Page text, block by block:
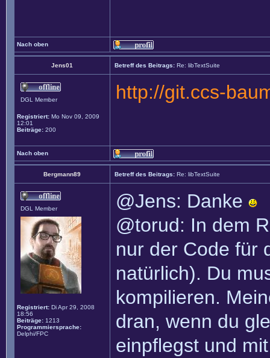
Nach oben
Jens01 Betreff des Beitrags: Re: libTextSuite
DGL Member
Registriert: Mo Nov 09, 2009
12:01
Beiträge: 200
http://git.ccs-
Nach oben
Bergmann89 Betreff des Beitrags: Re: libTextSuite
DGL Member
Registriert: Di Apr 29, 2008
18:56
Beiträge: 1213
Programmiersprache:
Delphi/FPC
@Jens: Danke
@torud: In dem
nur der Code für
natürlich). Du
kompilieren.
dran, wenn du
einpflegst und